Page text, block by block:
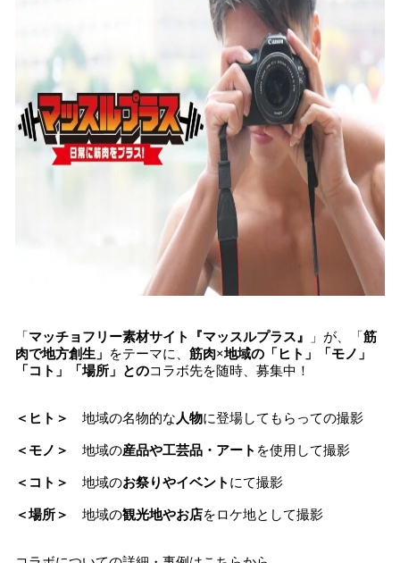
「 マッチョフリー素材サイト『マッスルプラス』 」が、「 筋
肉で地方創生」
をテーマに、 筋肉×地域の「ヒト」「モノ」
「コト」「場所」とのコラボ先を随時、募集中！
＜ヒト＞ 地域の名物的な 人物に登場してもらっての撮影
＜モノ＞ 地域の産品や工芸品・アート を使用して撮影
＜コト＞ 地域のお祭りやイベント にて撮影
＜場所＞ 地域の観光地やお店をロケ地として撮影